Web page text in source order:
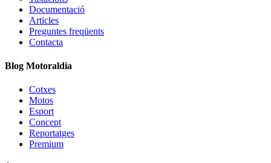
Documentació
Articles
Preguntes freqüents
Contacta
Blog Motoraldia
Cotxes
Motos
Esport
Concept
Reportatges
Premium